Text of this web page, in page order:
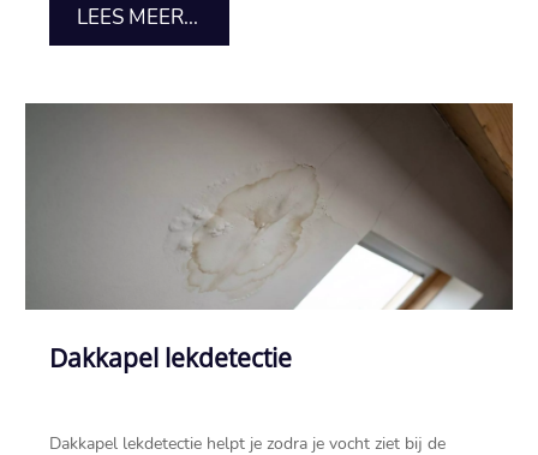
LEES MEER...
Dakkapel lekdetectie
Dakkapel lekdetectie helpt je zodra je vocht ziet bij de